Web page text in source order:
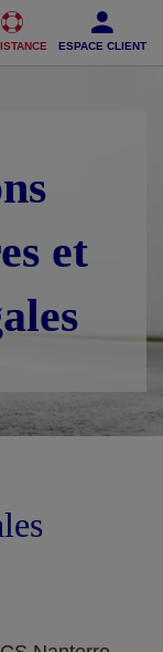
de page
ESPACE CLIENT
et